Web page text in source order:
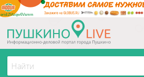
erid:2Vtzqw6Vsmm